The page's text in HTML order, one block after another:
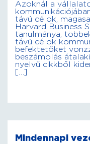
Azoknál a
távú célok,
Harvard Business
tanulmánya,
távú célok
befektetőket
beszámolás
nyelvű cikkből
[…]
Mindennapi